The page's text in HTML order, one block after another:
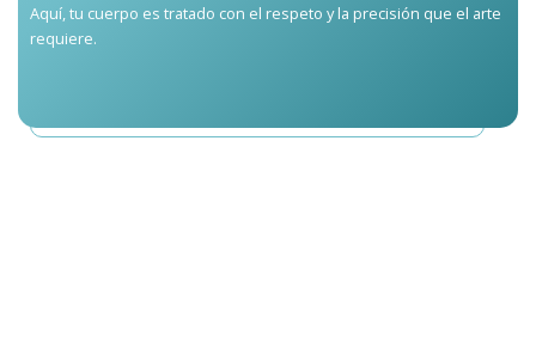
Aquí, tu cuerpo es tratado con el respeto y la precisión que el arte
requiere.